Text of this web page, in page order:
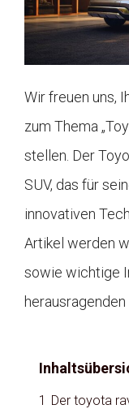
Wir freuen uns,
zum Thema
stellen. Der
SUV, das für
innovativen
Artikel werden
sowie wichtige
herausragenden
1 Der toyota